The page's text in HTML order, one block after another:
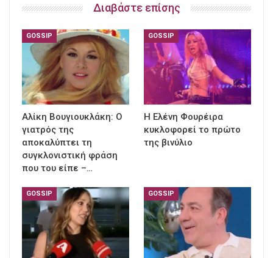
Διαβάστε επίσης
GOSSIP
Αλίκη Βουγιουκλάκη: Ο
γιατρός της
αποκαλύπτει τη
συγκλονιστική φράση
που του είπε –…
GOSSIP
Η Ελένη Φουρέιρα
κυκλοφορεί το πρώτο
της βινύλιο
GOSSIP GOSSIP